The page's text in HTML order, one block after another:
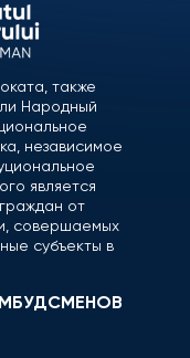
также
Народный
независимое
является
от
совершаемых
субъекты в